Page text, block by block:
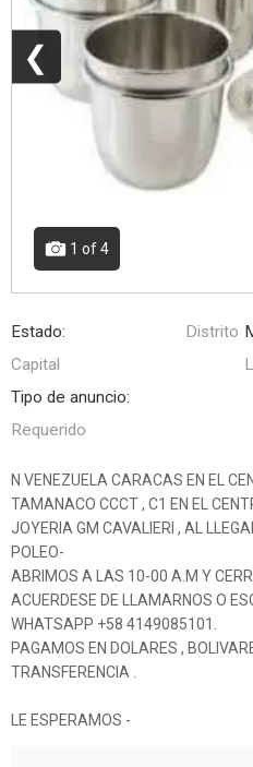
❮
1 of 4
Estado:
Distrito
Capital
Tipo de anuncio:
Requerido
N VENEZUELA CARACAS EN EL
TAMANACO CCCT , C1 EN EL
JOYERIA GM CAVALIERI , AL
POLEO-
ABRIMOS A LAS 10-00 A.M Y
ACUERDESE DE LLAMARNOS O
WHATSAPP +58 4149085101.
PAGAMOS EN DOLARES ,
TRANSFERENCIA .
LE ESPERAMOS -